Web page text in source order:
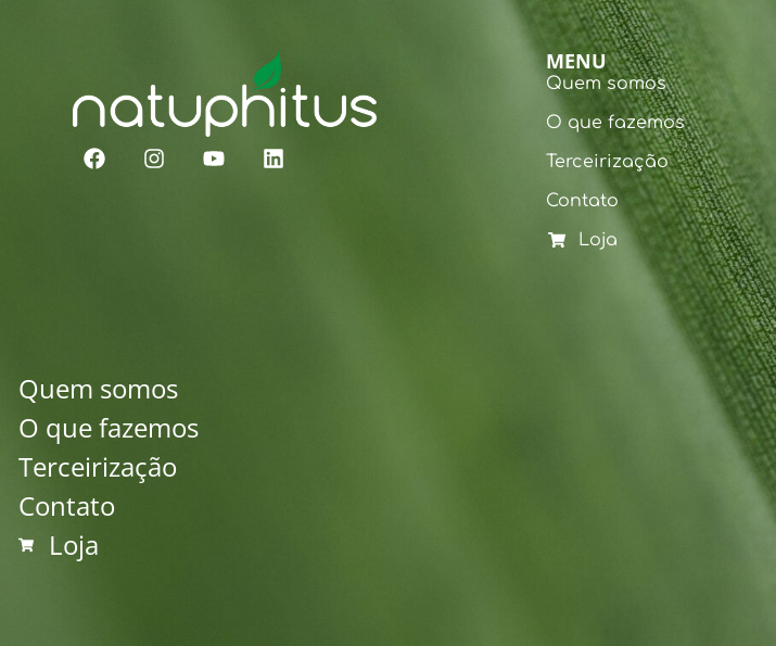
MENU
Quem somos
O que fazemos
Terceirização
Contato
Loja
Quem somos
O que fazemos
Terceirização
Contato
Loja